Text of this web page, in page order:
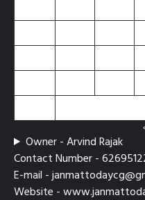
Owner - Arvind Rajak
Contact Number -
E-mail -
Website -